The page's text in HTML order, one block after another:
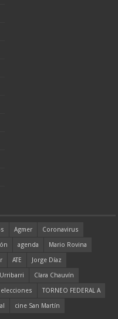
Agmer
Coronavirus
agenda
Mario Rovina
ATE
Jorge Díaz
Urribarri
Clara Chauvín
elecciones
TORNEO FEDERAL A
cine San Martín